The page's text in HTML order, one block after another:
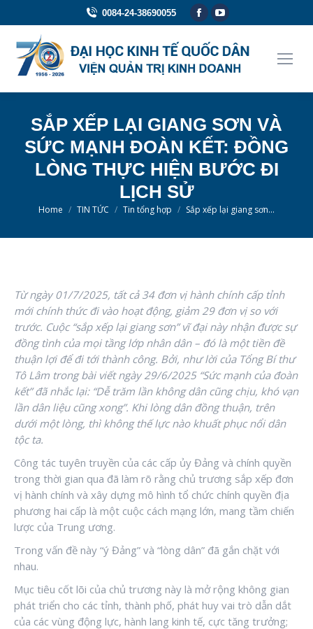
0084-24-38690055
Facebook
opens
in
YouTube
opens
in
SẮP XẾP LẠI GIANG SƠN VÀ
SỨC MẠNH ĐOÀN KẾT: ĐỒNG
LÒNG THỰC HIỆN BƯỚC ĐI
LỊCH SỬ
You are here:
Home TIN TỨC Tin tổng hợp Sắp xếp lại giang sơn…
Từ ngày 01/7/2025, tất cả 34 đơn vị hành chính cấp tỉnh
mới chính thức đi vào hoạt động, giảm 29 đơn vị so với
trước. Cuộc “sắp xếp lại giang sơn” vĩ đại này nhận được sự
đồng tình của mọi tầng lớp nhân dân – đó là một tiền đề
thuận lợi để đi tới thành công. Bởi, như lời của Tổng Bí thư
Tô Lâm trong bài viết ngày 29/6/2025 “Sức mạnh của đoàn
kết” đã nhắc lại: “Dễ trăm lần không dân cũng chịu, khó vạn
lần dân liệu cũng xong”. Khi lòng dân đồng thuận, trên
dưới một lòng, thì không thế lực nào khuất phục nổi dân
tộc ta.
Công tác tuyên truyền của các cấp ủy Đảng và chính quyền
trong thời gian qua đã làm rõ rằng chủ trương sắp xếp đơn
vị hành chính và xây dựng mô hình tổ chức chính quyền địa
phương hai cấp là một cuộc cách mạng lớn, mang tầm chiến
lược của Trung ương.
Trong vấn đề này “ý Đảng” và “lòng dân” đã gắn chặt với
nhau.
Mục tiêu cốt lõi của chủ trương này là mở rộng không gian
phát triển cho các tỉnh, thành phố, phát huy vai trò dẫn dắt
của các vùng động lực, hành lang kinh tế, cực tăng trưởng;